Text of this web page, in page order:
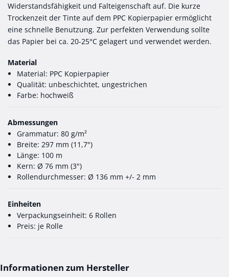
Widerstandsfähigkeit und Falteigenschaft auf. Die kurze
Trockenzeit der Tinte auf dem PPC Kopierpapier ermöglicht
eine schnelle Benutzung. Zur perfekten Verwendung sollte
das Papier bei ca. 20-25°C gelagert und verwendet werden.
Material
Material: PPC Kopierpapier
Qualität: unbeschichtet, ungestrichen
Farbe: hochweiß
Abmessungen
Grammatur: 80 g/m²
Breite: 297 mm (11,7")
Länge: 100 m
Kern: Ø 76 mm (3")
Rollendurchmesser: Ø 136 mm +/- 2 mm
Einheiten
Verpackungseinheit: 6 Rollen
Preis: je Rolle